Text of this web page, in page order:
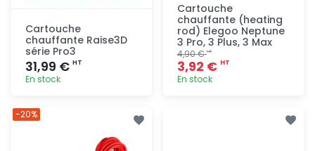
Cartouche
chauffante Raise3D
série Pro3
31,99 € HT
En stock
Cartouche
chauffante (heating
rod) Elegoo Neptune
3 Pro, 3 Plus, 3 Max
4,90 €HT
3,92 € HT
En stock
-20%